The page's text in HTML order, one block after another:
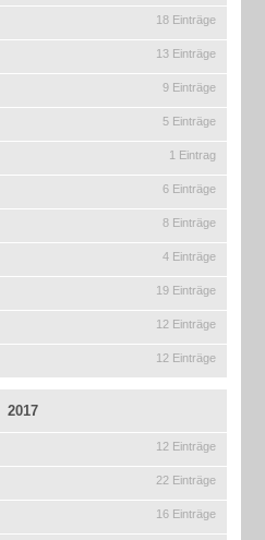
18 Einträge
13 Einträge
9 Einträge
5 Einträge
1 Eintrag
6 Einträge
8 Einträge
4 Einträge
19 Einträge
12 Einträge
12 Einträge
2017
12 Einträge
22 Einträge
16 Einträge